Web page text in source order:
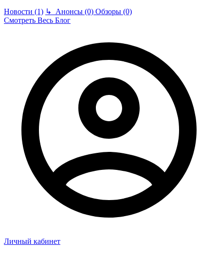
Новости (1) ↳ Анонсы (0) Обзоры (0)
Смотреть Весь Блог
Личный кабинет